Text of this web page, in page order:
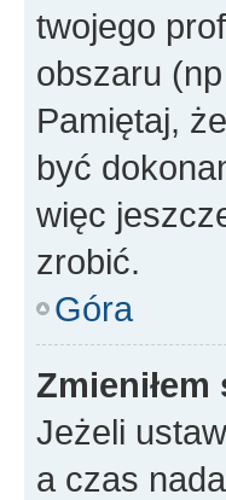
twojego
obszaru
Pamiętaj,
być
więc
zrobić.
Góra
Jeżeli
a czas